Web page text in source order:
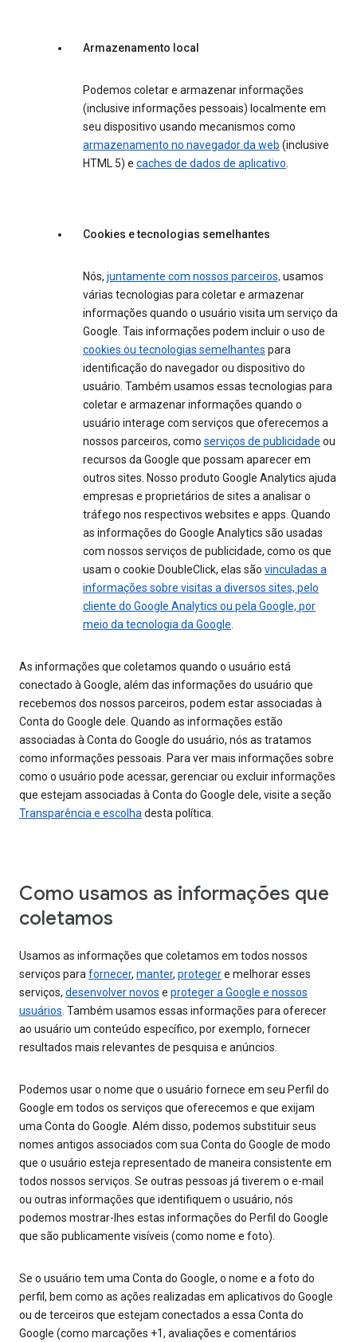
Armazenamento local
Podemos coletar e armazenar informações
(inclusive informações pessoais) localmente em
seu dispositivo usando mecanismos como
armazenamento no navegador da web (inclusive
HTML 5) e caches de dados de aplicativo.
Cookies e tecnologias semelhantes
Nós, juntamente com nossos parceiros, usamos
várias tecnologias para coletar e armazenar
informações quando o usuário visita um serviço da
Google. Tais informações podem incluir o uso de
cookies ou tecnologias semelhantes para
identificação do navegador ou dispositivo do
usuário. Também usamos essas tecnologias para
coletar e armazenar informações quando o
usuário interage com serviços que oferecemos a
nossos parceiros, como serviços de publicidade ou
recursos da Google que possam aparecer em
outros sites. Nosso produto Google Analytics ajuda
empresas e proprietários de sites a analisar o
tráfego nos respectivos websites e apps. Quando
as informações do Google Analytics são usadas
com nossos serviços de publicidade, como os que
usam o cookie DoubleClick, elas são vinculadas a
informações sobre visitas a diversos sites, pelo
cliente do Google Analytics ou pela Google, por
meio da tecnologia da Google.
As informações que coletamos quando o usuário está
conectado à Google, além das informações do usuário que
recebemos dos nossos parceiros, podem estar associadas à
Conta do Google dele. Quando as informações estão
associadas à Conta do Google do usuário, nós as tratamos
como informações pessoais. Para ver mais informações sobre
como o usuário pode acessar, gerenciar ou excluir informações
que estejam associadas à Conta do Google dele, visite a seção
Transparência e escolhadesta política.
Como usamos as informações que
coletamos
Usamos as informações que coletamos em todos nossos
serviços parafornecer, manter, protegere melhorar esses
serviços, desenvolver novos e proteger a Google e nossos
usuários. Também usamos essas informações para oferecer
ao usuário um conteúdo específico, por exemplo, fornecer
resultados mais relevantes de pesquisa e anúncios.
Podemos usar o nome que o usuário fornece em seu Perfil do
Google em todos os serviços que oferecemos e que exijam
uma Conta do Google. Além disso, podemos substituir seus
nomes antigos associados com sua Conta do Google de modo
que o usuário esteja representado de maneira consistente em
todos nossos serviços. Se outras pessoas já tiverem o e-mail
ou outras informações que identifiquem o usuário, nós
podemos mostrar-lhes estas informações do Perfil do Google
que são publicamente visíveis (como nome e foto).
Se o usuário tem uma Conta do Google, o nome e a foto do
perfil, bem como as ações realizadas em aplicativos do Google
ou de terceiros que estejam conectados a essa Conta do
Google (como marcações +1, avaliações e comentários